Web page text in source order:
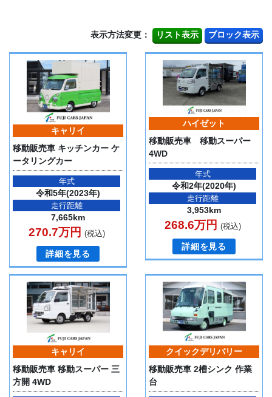
表示方法変更：
キャリイ
移動販売車 キッチンカー ケ
ータリングカー
年式
令和5年(2023年)
走行距離
7,665km
270.7万円 (税込)
詳細を見る
ハイゼット
移動販売車 移動スーパー
4WD
年式
令和2年(2020年)
走行距離
3,953km
268.6万円 (税込)
詳細を見る
キャリイ
移動販売車 移動スーパー 三
方開 4WD
クイックデリバリー
移動販売車 2槽シンク 作業
台